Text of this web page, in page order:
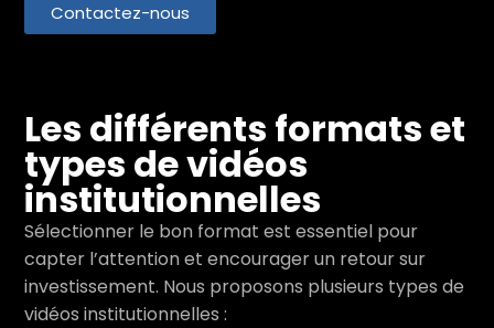
Contactez-nous
Les différents formats et
types de vidéos
institutionnelles
Sélectionner le bon format est essentiel pour
capter l’attention et encourager un retour sur
investissement. Nous proposons plusieurs types de
vidéos institutionnelles :